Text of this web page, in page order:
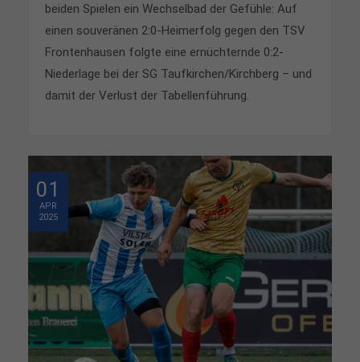
beiden Spielen ein Wechselbad der Gefühle: Auf
einen souveränen 2:0-Heimerfolg gegen den TSV
Frontenhausen folgte eine ernüchternde 0:2-
Niederlage bei der SG Taufkirchen/Kirchberg – und
damit der Verlust der Tabellenführung.
01
APR
2025